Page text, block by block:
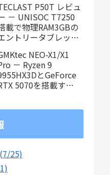
ノート
P50T レビュ
－ UNISOC T7250
載で物理RAM3GBの
ントリータブレッ
アリ NEO-X1/X1
－ Ryzen 9
とGeForce
5070を搭載する
25)